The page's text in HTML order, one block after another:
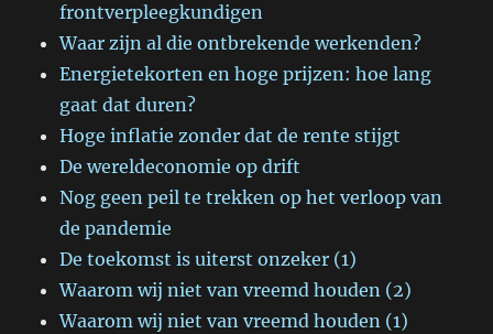
frontverpleegkundigen
Waar zijn al die ontbrekende werkenden?
Energietekorten en hoge prijzen: hoe lang
gaat dat duren?
Hoge inflatie zonder dat de rente stijgt
De wereldeconomie op drift
Nog geen peil te trekken op het verloop van
de pandemie
De toekomst is uiterst onzeker (1)
Waarom wij niet van vreemd houden (2)
Waarom wij niet van vreemd houden (1)